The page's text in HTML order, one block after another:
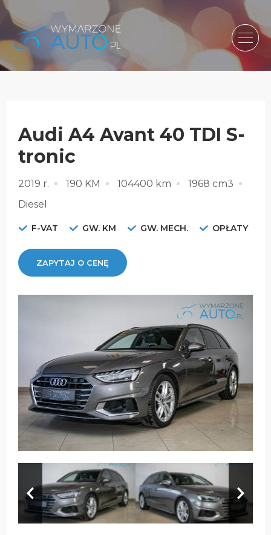
Audi A4 Avant 40 TDI S-
tronic
2019 r. 190 KM 104400 km
1968 cm3
Diesel
F-VAT GW. KM GW. MECH. OPŁATY
ZAPYTAJ O CENĘ